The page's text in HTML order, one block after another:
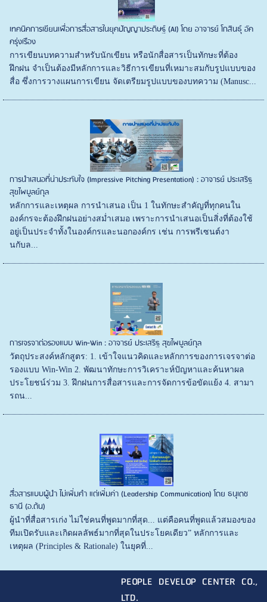
เทคนิคการเขียนเพื่อการสื่อสารในยุคปัญญาประดิษฐ์ (AI) โดย อาจารย์ โกสินธุ์ อัค
ครุ่งเรือง
การเขียนบทความสำหรับนักเขียน หรือนักสื่อสารเป็นทักษะที่ต้อง
ฝึกฝน จำเป็นต้องมีหลักการและวิธีการเขียนที่เหมาะสมกับรูปแบบของ
สื่อ ซึ่งการวางแผนการเขียน จัดเตรียมรูปแบบของบทความ (Manusc...
การนำเสนอที่น่าประทับใจ (Impressive Pitching Presentation) : อาจารย์ ประเสริฐ
สุขไพบูลย์กุล
หลักการและเหตุผล การนำเสนอ เป็น 1 ในทักษะสำคัญที่ทุกคนใน
องค์กรจะต้องฝึกฝนอย่างสม่ำเสมอ เพราะการนำเสนอเป็นสิ่งที่ต้องใช้
อยู่เป็นประจำทั้งในองค์กรและนอกองค์กร เช่น การพรีเซนต์งา
นกับล...
การเจรจาต่อรองแบบ Win-Win : อาจารย์ ประเสริฐ สุขไพบูลย์กุล
วัตถุประสงค์หลักสูตร: 1. เข้าใจแนวคิดและหลักการของการเจรจาต่อ
รองแบบ Win-Win 2. พัฒนาทักษะการวิเคราะห์ปัญหาและค้นหาผล
ประโยชน์ร่วม 3. ฝึกฝนการสื่อสารและการจัดการข้อขัดแย้ง 4. สามา
รถน...
สื่อสารแบบผู้นำ ไม่เพิ่มคำ แต่เพิ่มค่า (Leadership Communication) โดย ธนุเดช
ธานี (อ.ต้น)
ผู้นำที่สื่อสารเก่ง ไม่ใช่คนที่พูดมากที่สุด... แต่คือคนที่พูดแล้วสมองของ
ทีมเปิดรับและเกิดผลลัพธ์มากที่สุดในประโยคเดียว” หลักการและ
เหตุผล (Principles & Rationale) ในยุคที่...
PEOPLE DEVELOP CENTER CO.,
LTD.